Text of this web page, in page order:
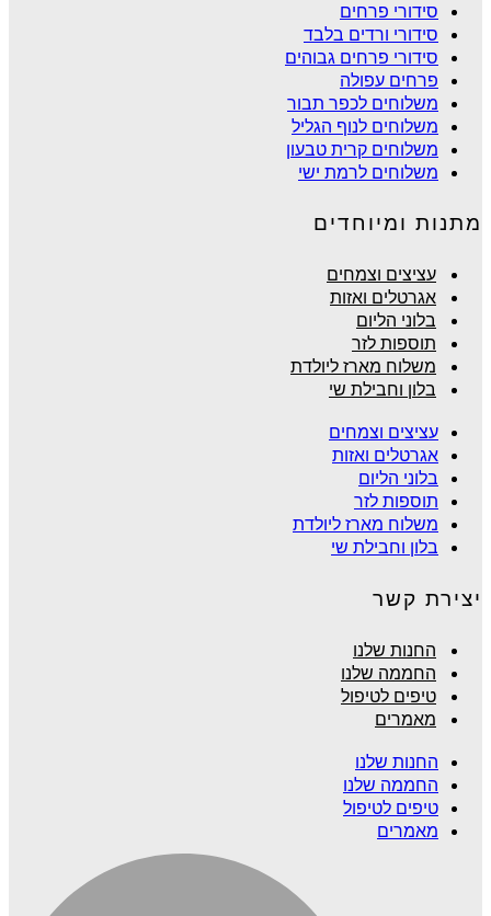
סידורי פרחים
סידורי ורדים בלבד
סידורי פרחים גבוהים
פרחים עפולה
משלוחים לכפר תבור
משלוחים לנוף הגליל
משלוחים קרית טבעון
משלוחים לרמת ישי
מתנות ומיוחדים
עציצים וצמחים
אגרטלים ואזות
בלוני הליום
תוספות לזר
משלוח מארז ליולדת
בלון וחבילת שי
עציצים וצמחים
אגרטלים ואזות
בלוני הליום
תוספות לזר
משלוח מארז ליולדת
בלון וחבילת שי
יצירת קשר
החנות שלנו
החממה שלנו
טיפים לטיפול
מאמרים
החנות שלנו
החממה שלנו
טיפים לטיפול
מאמרים